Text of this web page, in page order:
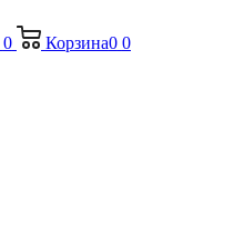
0 Корзина0 0